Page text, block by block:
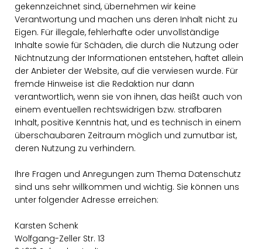
gekennzeichnet sind, übernehmen wir keine
Verantwortung und machen uns deren Inhalt nicht zu
Eigen. Für illegale, fehlerhafte oder unvollständige
Inhalte sowie für Schäden, die durch die Nutzung oder
Nichtnutzung der Informationen entstehen, haftet allein
der Anbieter der Website, auf die verwiesen wurde. Für
fremde Hinweise ist die Redaktion nur dann
verantwortlich, wenn sie von ihnen, das heißt auch von
einem eventuellen rechtswidrigen bzw. strafbaren
Inhalt, positive Kenntnis hat, und es technisch in einem
überschaubaren Zeitraum möglich und zumutbar ist,
deren Nutzung zu verhindern.
Ihre Fragen und Anregungen zum Thema Datenschutz
sind uns sehr willkommen und wichtig. Sie können uns
unter folgender Adresse erreichen:
Karsten Schenk
Wolfgang-Zeller Str. 13